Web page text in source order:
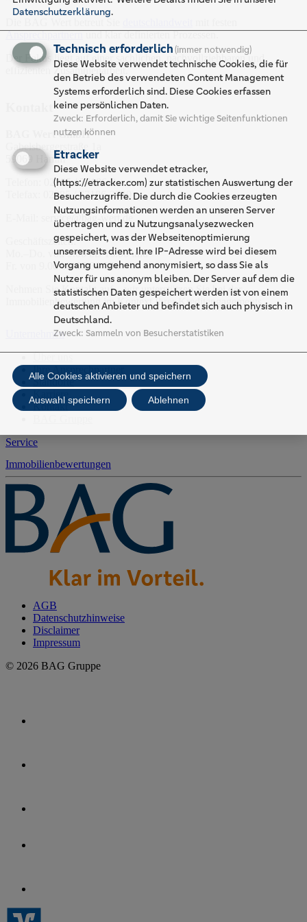
Ansprechpartnernund klar definierten Prozessen.
Der Fokus liegt auf einer sachlichen, nachvollziehbaren und
effizienten Zusammenarbeit.
BAG Wert GmbH
Gabelsbergerstraße 1a
59069 Hamm
Telefon: 02385 / 77186-0
Telefax: 02385 / 77186-2729
E-Mail: service@bag-wert.de
Geschäftszeiten:
Mo.–Do. von 9.00 bis 16.00 und
Fr. von 9.00 bis 13.30 Uhr
Nehmen Sie Kontakt auf – wir unterstützen Sie bei der
Immobilienbewertung im Kontext Ihrer Kreditengagements.
Unternehmen
Standorte
Karriere
Kontakt
Service
Immobilienbewertungen
AGB
Datenschutzhinweise
Disclaimer
Impressum
© 2026 BAG Gruppe
Datenschutzerklärung.
Technisch erforderlich (immer notwendig)
Diese Website verwendet technische Cookies, die für
den Betrieb des verwendeten Content Management
Systems erforderlich sind. Diese Cookies erfassen
keine persönlichen Daten.
Zweck: Erforderlich, damit Sie wichtige Seitenfunktionen
nutzen können
Etracker
Diese Website verwendet etracker,
(https://etracker.com) zur statistischen Auswertung der
Besucherzugriffe. Die durch die Cookies erzeugten
Nutzungsinformationen werden an unseren Server
übertragen und zu Nutzungsanalysezwecken
gespeichert, was der Webseitenoptimierung
unsererseits dient. Ihre IP-Adresse wird bei diesem
Vorgang umgehend anonymisiert, so dass Sie als
Nutzer für uns anonym bleiben. Der Server auf dem die
statistischen Daten gespeichert werden ist von einem
deutschen Anbieter und befindet sich auch physisch in
Deutschland.
Zweck: Sammeln von Besucherstatistiken
Alle Cookies aktivieren und speichern
Auswahl speichern Ablehnen